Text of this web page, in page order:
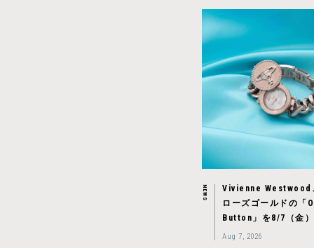
NEWS
Vivienne Westwood
ローズゴールドの「
Button」を8/7（金
Aug 7, 2026